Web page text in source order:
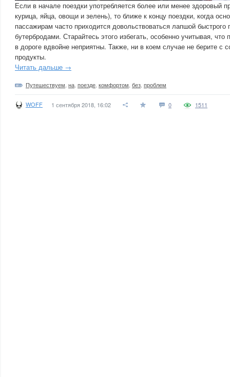
Если в начале поездки употребляется более или менее здоровый
курица, яйца, овощи и зелень), то ближе к концу поездки, когда
пассажирам часто приходится довольствоваться лапшой быстрого
бутербродами. Старайтесь этого избегать, особенно учитывая,
в дороге вдвойне неприятны. Также, ни в коем случае не берите с
продукты.
Читать дальше →
Путешествуем на поезде комфортом без проблем
WOFF 1 сентября 2018, 16:02 0 1511